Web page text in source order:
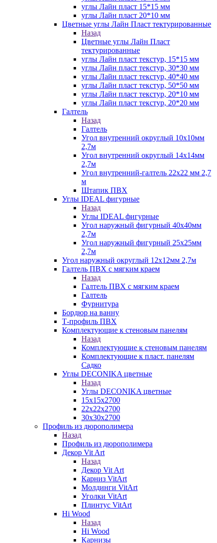
углы Лайн пласт 15*15 мм
углы Лайн пласт 20*10 мм
Цветные углы Лайн Пласт тектурированные
Назад
Цветные углы Лайн Пласт
тектурированные
углы Лайн пласт текстур, 15*15 мм
углы Лайн пласт текстур, 30*30 мм
углы Лайн пласт текстур, 40*40 мм
углы Лайн пласт текстур, 50*50 мм
углы Лайн пласт текстур, 20*10 мм
углы Лайн пласт текстур, 20*20 мм
Галтель
Назад
Галтель
Угол внутренний округлый 10х10мм
2,7м
Угол внутренний округлый 14х14мм
2,7м
Угол внутренний-галтель 22х22 мм 2,7
м
Штапик ПВХ
Углы IDEAL фигурные
Назад
Углы IDEAL фигурные
Угол наружный фигурный 40х40мм
2,7м
Угол наружный фигурный 25х25мм
2,7м
Угол наружный округлый 12х12мм 2,7м
Галтель ПВХ с мягким краем
Назад
Галтель ПВХ с мягким краем
Галтель
Фурнитура
Бордюр на ванну
Т-профиль ПВХ
Комплектующие к стеновым панелям
Назад
Комплектующие к стеновым панелям
Комплектующие к пласт. панелям
Садко
Углы DECONIKA цветные
Назад
Углы DECONIKA цветные
15х15х2700
22х22х2700
30х30х2700
Профиль из дюрополимера
Назад
Профиль из дюрополимера
Декор Vit Art
Назад
Декор Vit Art
Карниз VitArt
Молдинги VitArt
Уголки VitArt
Плинтус VitArt
Hi Wood
Назад
Hi Wood
Карнизы